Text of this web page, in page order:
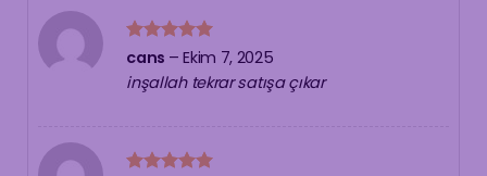
5 üzerinden
5
oy aldı
cans – Ekim 7, 2025
inşallah tekrar satışa çıkar